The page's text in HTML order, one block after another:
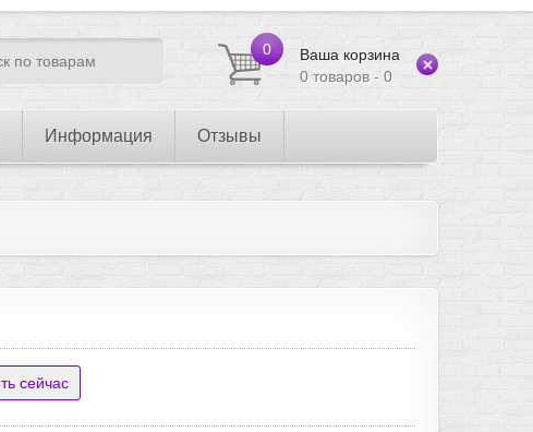
0
Ваша корзина
0 товаров - 0
Информация Отзывы